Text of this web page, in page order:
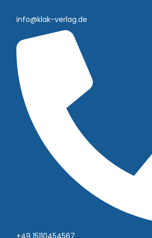
info@klak-verlag.de